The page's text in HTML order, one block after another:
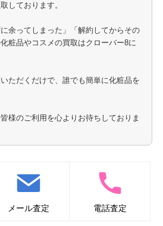
しております。
余ってしまった」「解約してからその
粧品やコスメの買取はクローバー8に
ただくだけで、誰でも簡単に化粧品を
様のご利用を心よりお待ちしておりま
メール査定 電話査定